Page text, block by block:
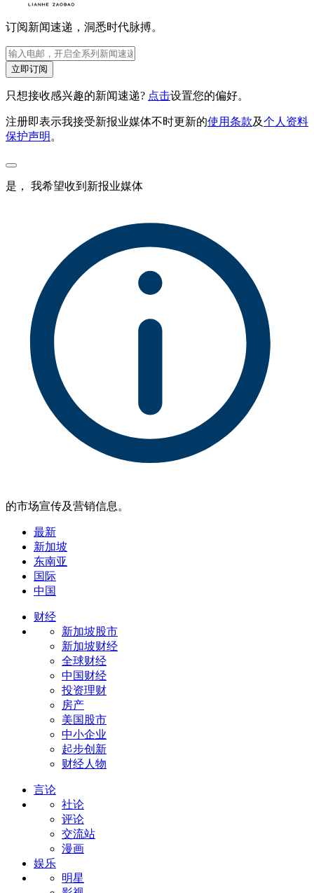
订阅新闻速递，洞悉时代脉搏。
立即订阅
只想接收感兴趣的新闻速递? 点击设置您的偏好。
注册即表示我接受新报业媒体不时更新的使用条款及个人资料
保护声明 。
是， 我希望收到新报业媒体
的市场宣传及营销信息。
最新
新加坡
东南亚
国际
中国
财经
新加坡股市
新加坡财经
全球财经
中国财经
投资理财
房产
美国股市
中小企业
起步创新
财经人物
言论
社论
评论
交流站
漫画
娱乐
明星